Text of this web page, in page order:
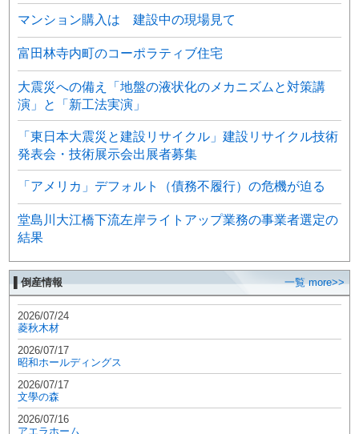
マンション購入は 建設中の現場見て
富田林寺内町のコーポラティブ住宅
大震災への備え「地盤の液状化のメカニズムと対策講
演」と「新工法実演」
「東日本大震災と建設リサイクル」建設リサイクル技術
発表会・技術展示会出展者募集
「アメリカ」デフォルト（債務不履行）の危機が迫る
堂島川大江橋下流左岸ライトアップ業務の事業者選定の
結果
▌倒産情報 一覧 more>>
2026/07/24
菱秋木材
2026/07/17
昭和ホールディングス
2026/07/17
文學の森
2026/07/16
アエラホーム